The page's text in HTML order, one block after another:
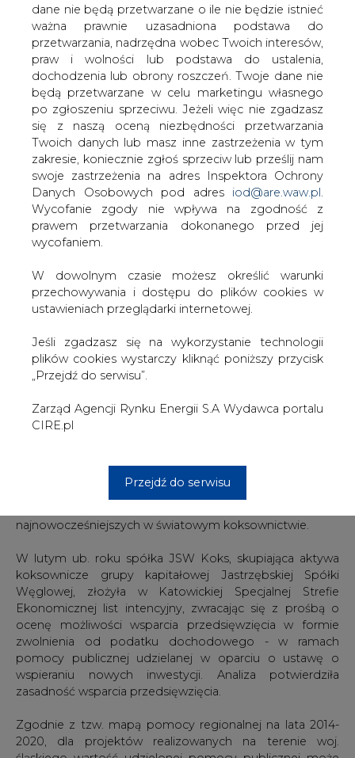
dane nie będą przetwarzane o ile nie będzie istnieć
ważna prawnie uzasadniona podstawa do
przetwarzania, nadrzędna wobec Twoich interesów,
praw i wolności lub podstawa do ustalenia,
dochodzenia lub obrony roszczeń. Twoje dane nie
będą przetwarzane w celu marketingu własnego
po zgłoszeniu sprzeciwu. Jeżeli więc nie zgadzasz
się z naszą oceną niezbędności przetwarzania
Twoich danych lub masz inne zastrzeżenia w tym
zakresie, koniecznie zgłoś sprzeciw lub prześlij nam
swoje zastrzeżenia na adres Inspektora Ochrony
Danych Osobowych pod adres iod@are.waw.pl
Wycofanie zgody nie wpływa na zgodność z
prawem przetwarzania dokonanego przed jej
wycofaniem.
W dowolnym czasie możesz określić warunki
przechowywania i dostępu do plików cookies w
ustawieniach przeglądarki internetowej.
Jeśli zgadzasz się na wykorzystanie technologii
plików cookies wystarczy kliknąć poniższy przycisk
„Przejdź do serwisu”.
Zarząd Agencji Rynku Energii S.A Wydawca portalu
CIRE.pl
Przejdź do serwisu
Planowana przez spółkę JSW Koks
modernizacja baterii koksowniczej nr 4
w Koksowni Przyjaźń w Dąbrowie
Górniczej dostanie łącznie do 13,9 mln
euro pomocy publicznej. W środę firma
otrzymała decyzję o wsparciu
przedsięwzięcia, wydaną przez
Katowicką Specjalną Strefę
Ekonomiczną (KSSE).
"Szacowana wysokość ulgi podatkowej, przy
uwzględnieniu pomocy publicznej dla projektu także z
innych źródeł, może wynieść 13,9 mln euro. Decyzja o
będzie wykorzystana po zakończeniu inwestycji, której
dotyczy" - poinformował PAP rzecznik JSW Koks Roman
Brańka.
Wyceniana wcześniej na ok. 350 mln zł modernizacja
baterii nr 4 w koksowni w Dąbrowie Górniczej należy do
obniżenie kosztów produkcji, zmniejszenie uciążliwości
dla środowiska oraz poprawa jakości wytwarzanego
najnowocześniejszych w światowym koksownictwie.
W lutym ub. roku spółka JSW Koks, skupiająca aktywa
koksownicze grupy kapitałowej Jastrzębskiej Spółki
Węglowej, złożyła w Katowickiej Specjalnej Strefie
Ekonomicznej list intencyjny, zwracając się z prośbą o
ocenę możliwości wsparcia przedsięwzięcia w formie
zwolnienia od podatku dochodowego - w ramach
pomocy publicznej udzielanej w oparciu o ustawę o
wspieraniu nowych inwestycji. Analiza potwierdziła
zasadność wsparcia przedsięwzięcia.
Zgodnie z tzw. mapą pomocy regionalnej na lata 2014-
2020, dla projektów realizowanych na terenie woj.